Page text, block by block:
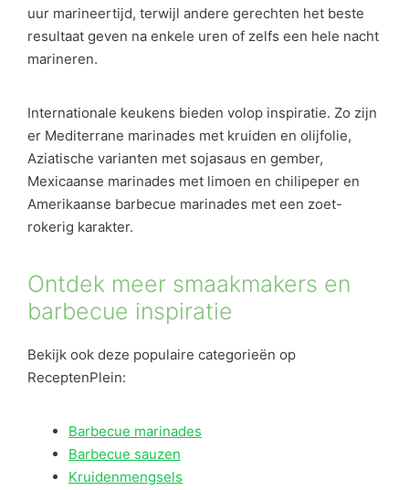
uur marineertijd, terwijl andere gerechten het beste
resultaat geven na enkele uren of zelfs een hele nacht
marineren.
Internationale keukens bieden volop inspiratie. Zo zijn
er Mediterrane marinades met kruiden en olijfolie,
Aziatische varianten met sojasaus en gember,
Mexicaanse marinades met limoen en chilipeper en
Amerikaanse barbecue marinades met een zoet-
rokerig karakter.
Ontdek meer smaakmakers en
barbecue inspiratie
Bekijk ook deze populaire categorieën op
ReceptenPlein:
Barbecue marinades
Barbecue sauzen
Kruidenmengsels